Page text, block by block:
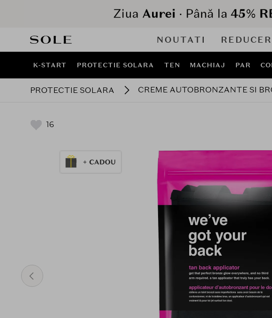
NOUTATI
K-START PROTECTIE SOLARA TEN MACHIAJ PAR
PROTECTIE SOLARA CREME AUTOBRONZANTE SI
16